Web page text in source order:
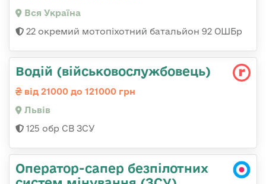
Вся Україна
22 окремий мотопіхотний батальйон 92 ОШБр
Водій (військовослужбовець)
від 21000 до 121000 грн
Львів
125 обр СВ ЗСУ
Оператор-сапер безпілотних